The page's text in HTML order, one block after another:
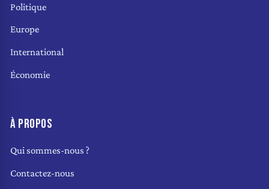
Politique
Europe
International
Économie
À PROPOS
Qui sommes-nous ?
Contactez-nous